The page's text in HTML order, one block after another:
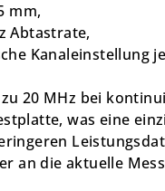
mm,
Abtastrate,
Kanaleinstellung
20 MHz bei
was eine
an die aktuelle